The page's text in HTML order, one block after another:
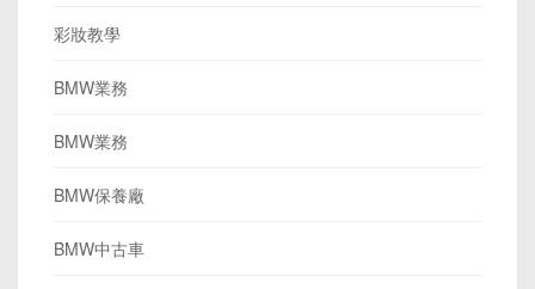
彩妝教學
BMW業務
BMW業務
BMW保養廠
BMW中古車